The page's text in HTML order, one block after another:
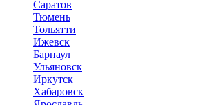
Саратов
Тюмень
Тольятти
Ижевск
Барнаул
Ульяновск
Иркутск
Хабаровск